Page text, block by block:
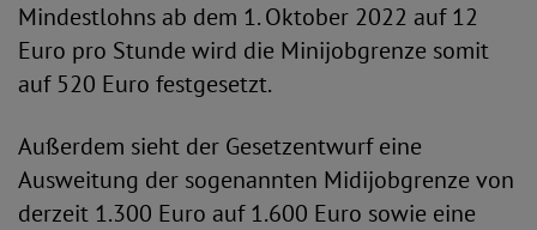
Mindestlohns ab dem 1. Oktober 2022 auf 12
Euro pro Stunde wird die Minijobgrenze somit
auf 520 Euro festgesetzt.
Außerdem sieht der Gesetzentwurf eine
Ausweitung der sogenannten Midijobgrenze von
derzeit 1.300 Euro auf 1.600 Euro sowie eine